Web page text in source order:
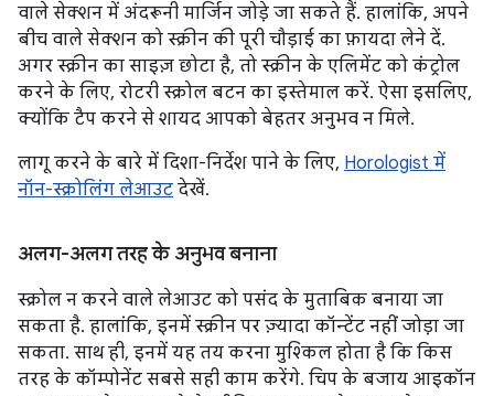
वाले सेक्शन में अंदरूनी मार्जिन जोड़े जा सकते हैं. हालांकि, अपने
बीच वाले सेक्शन को स्क्रीन की पूरी चौड़ाई का फ़ायदा लेने दें.
अगर स्क्रीन का साइज़ छोटा है, तो स्क्रीन के एलिमेंट को कंट्रोल
करने के लिए, रोटरी स्क्रोल बटन का इस्तेमाल करें. ऐसा इसलिए,
क्योंकि टैप करने से शायद आपको बेहतर अनुभव न मिले.
लागू करने के बारे में दिशा-निर्देश पाने के लिए, Horologist में
नॉन-स्क्रोलिंग लेआउट देखें.
अलग-अलग तरह के अनुभव बनाना
स्क्रोल न करने वाले लेआउट को पसंद के मुताबिक बनाया जा
सकता है. हालांकि, इनमें स्क्रीन पर ज़्यादा कॉन्टेंट नहीं जोड़ा जा
सकता. साथ ही, इनमें यह तय करना मुश्किल होता है कि किस
तरह के कॉम्पोनेंट सबसे सही काम करेंगे. चिप के बजाय आइकॉन